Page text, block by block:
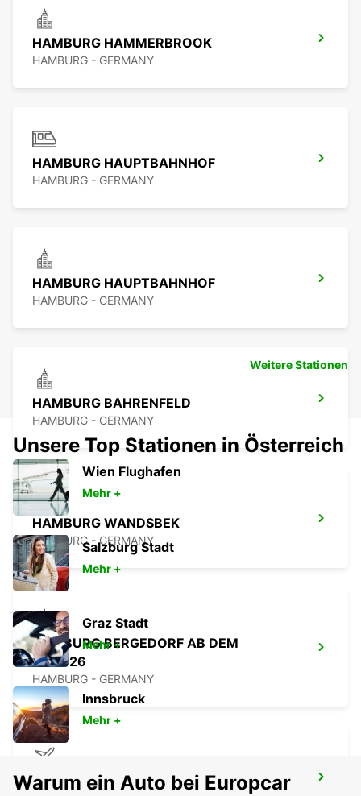
HAMBURG HAMMERBROOK
HAMBURG - GERMANY
HAMBURG HAUPTBAHNHOF
HAMBURG - GERMANY
HAMBURG HAUPTBAHNHOF
HAMBURG - GERMANY
HAMBURG BAHRENFELD
HAMBURG - GERMANY
HAMBURG WANDSBEK
HAMBURG - GERMANY
HAMBURG BERGEDORF AB DEM
01.10.26
HAMBURG - GERMANY
HAMBURG FLUGHAFEN
Weitere Stationen
Unsere Top Stationen in Österreich
Wien Flughafen
Mehr +
Salzburg Stadt
Mehr +
Graz Stadt
Mehr +
Innsbruck
Mehr +
Warum ein Auto bei Europcar